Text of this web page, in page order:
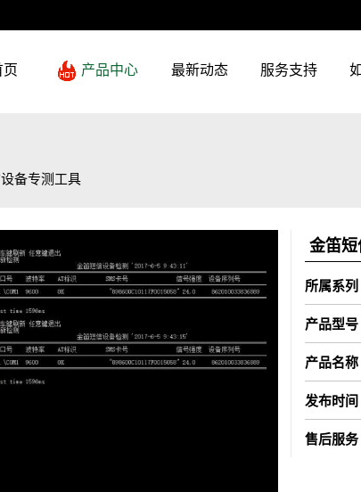
页 产品中心 最新动态 服务支持
备专测工具
金笛
所属系
产品型
产品名
发布时
售后服